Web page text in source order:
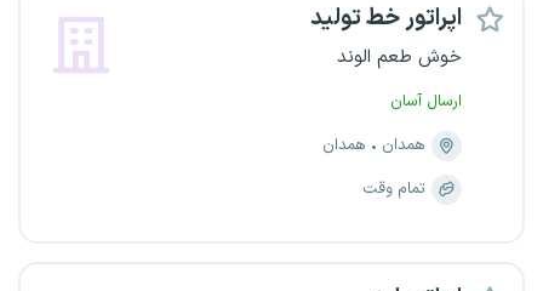
اپراتور خط تولید
خوش طعم الوند
ارسال آسان
همدان
همدان
تمام وقت